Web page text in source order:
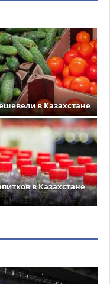
в Казахстане
в Казахстане